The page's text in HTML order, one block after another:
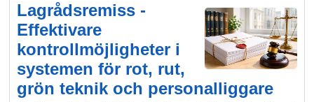
Lagrådsremiss -
Effektivare
kontrollmöjligheter i
systemen för rot, rut,
grön teknik och personalliggare